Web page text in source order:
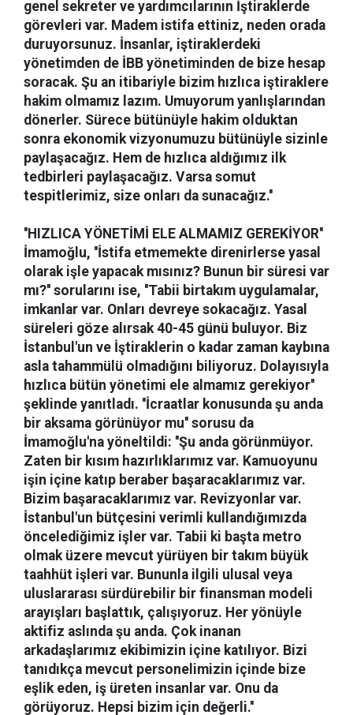
genel sekreter ve yardımcılarının İştiraklerde
görevleri var. Madem istifa ettiniz, neden orada
duruyorsunuz. İnsanlar, iştiraklerdeki
yönetimden de İBB yönetiminden de bize hesap
soracak. Şu an itibariyle bizim hızlıca iştiraklere
hakim olmamız lazım. Umuyorum yanlışlarından
dönerler. Sürece bütünüyle hakim olduktan
sonra ekonomik vizyonumuzu bütünüyle sizinle
paylaşacağız. Hem de hızlıca aldığımız ilk
tedbirleri paylaşacağız. Varsa somut
tespitlerimiz, size onları da sunacağız.''
''HIZLICA YÖNETİMİ ELE ALMAMIZ GEREKİYOR''
İmamoğlu, ''İstifa etmemekte direnirlerse yasal
olarak işle yapacak mısınız? Bunun bir süresi var
mı?'' sorularını ise, ''Tabii birtakım uygulamalar,
imkanlar var. Onları devreye sokacağız. Yasal
süreleri göze alırsak 40-45 günü buluyor. Biz
İstanbul'un ve İştiraklerin o kadar zaman kaybına
asla tahammülü olmadığını biliyoruz. Dolayısıyla
hızlıca bütün yönetimi ele almamız gerekiyor''
şeklinde yanıtladı. ''İcraatlar konusunda şu anda
bir aksama görünüyor mu'' sorusu da
İmamoğlu'na yöneltildi: ''Şu anda görünmüyor.
Zaten bir kısım hazırlıklarımız var. Kamuoyunu
işin içine katıp beraber başaracaklarımız var.
Bizim başaracaklarımız var. Revizyonlar var.
İstanbul'un bütçesini verimli kullandığımızda
öncelediğimiz işler var. Tabii ki başta metro
olmak üzere mevcut yürüyen bir takım büyük
taahhüt işleri var. Bununla ilgili ulusal veya
uluslararası sürdürebilir bir finansman modeli
arayışları başlattık, çalışıyoruz. Her yönüyle
aktifiz aslında şu anda. Çok inanan
arkadaşlarımız ekibimizin içine katılıyor. Bizi
tanıdıkça mevcut personelimizin içinde bize
eşlik eden, iş üreten insanlar var. Onu da
görüyoruz. Hepsi bizim için değerli.''